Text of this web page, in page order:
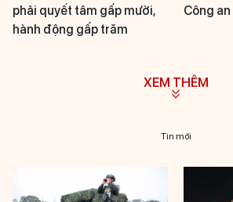
phải quyết tâm gấp mười,
hành động gấp trăm
Công
XEM THÊM
Tin mới